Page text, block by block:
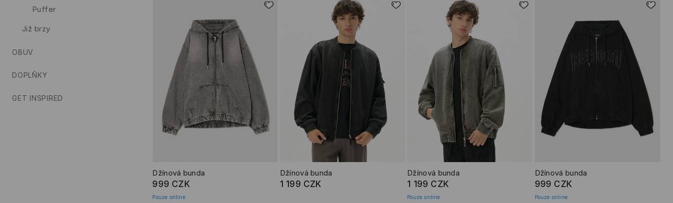
Puffer
Již brzy
OBUV
DOPLŇKY
GET INSPIRED
Džínová bunda
999 CZK
Pouze online
Džínová bunda
1 199 CZK
Džínová bunda
1 199 CZK
Pouze online
Džínová bunda
999 CZK
Pouze online